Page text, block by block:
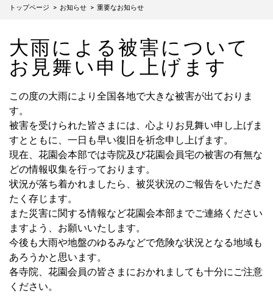
トップページ お知らせ 重要なお知らせ
大雨による被害について
お見舞い申し上げます
この度の大雨により全国各地で大きな被害が出ておりま
す。
被害を受けられた皆さまには、心よりお見舞い申し上げま
すとともに、一日も早い復旧を祈念申し上げます。
現在、花園会本部では寺院及び花園会員宅の被害の有無な
どの情報収集を行っております。
状況が落ち着かれましたら、被災状況のご報告をいただき
たく存じます。
また災害に関する情報など花園会本部までご連絡ください
ますよう、お願いいたします。
今後も大雨や地盤のゆるみなどで危険な状況となる地域も
あろうかと思います。
各寺院、花園会員の皆さまにおかれましても十分にご注意
ください。